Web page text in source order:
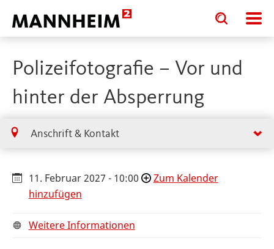
Toggle
search
input
Toggle
search
input
Polizeifotografie – Vor und
hinter der Absperrung
Anschrift & Kontakt
11. Februar 2027 - 10:00
Zum Kalender
hinzufügen
Weitere Informationen